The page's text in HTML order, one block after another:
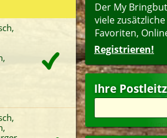
Der My
viele
Favoriten,
Registrieren!
Ihre
Name
Alter(ältester Shop
Fingerfood
Sandwich
Rösti